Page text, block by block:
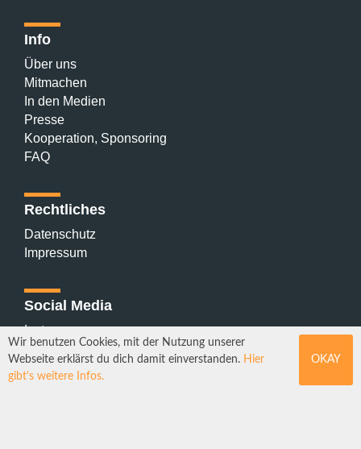
Info
Über uns
Mitmachen
In den Medien
Presse
Kooperation, Sponsoring
FAQ
Rechtliches
Datenschutz
Impressum
Social Media
Instagram
Mastodon
YouTube
Wir benutzen Cookies, mit der Nutzung unserer
Webseite erklärst du dich damit einverstanden. Hier
gibt's weitere Infos.
OKAY